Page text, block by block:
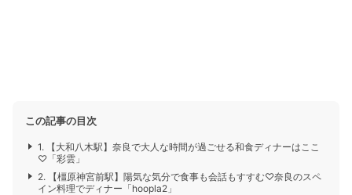
この記事の目次
1. 【大和八木駅】奈良で大人な時間が過ごせる和食ディナーはここ
♡「彩雲」
2. 【橿原神宮前駅】陽気な気分で食事も会話もすすむ♡奈良のスペ
イン料理でディナー「hoopla2」